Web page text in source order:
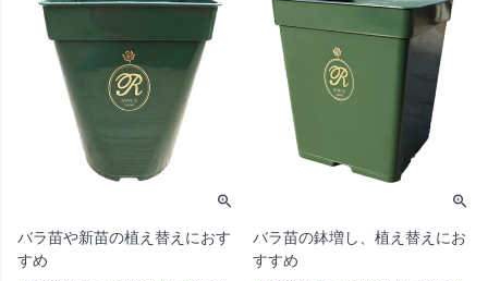
バラ苗や新苗の植え替えにおす
すめ
バラ苗の鉢増し、植え替えにお
すすめ